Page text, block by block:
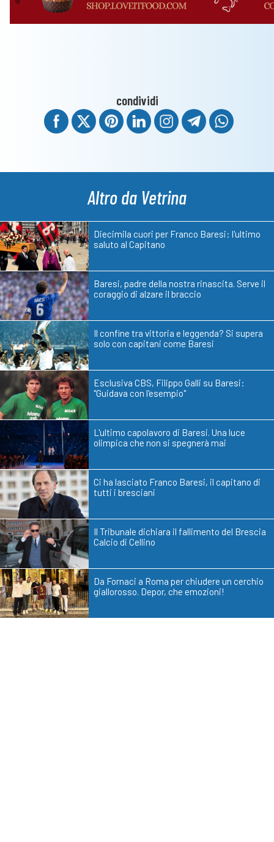
condividi
Altro da Vetrina
Diecimila cuori per Franco Baresi: l'ultimo
saluto al Capitano
Baresi, padre della nostra rinascita. Serve il
coraggio di alzare il braccio
Il confine tra vittoria e leggenda? Si supera
solo con capitani come Baresi
Esclusiva CBS, Filippo Galli su Baresi:
"Guidava con l'esempio"
L'ultimo capolavoro di Baresi. Una luce
olimpica che non si spegnerà mai
Ci ha lasciato Franco Baresi, il capitano di
tutti i bresciani
Il Tribunale dichiara il fallimento del Brescia
Calcio di Cellino
Da Fornaci a Roma per chiudere un cerchio
giallorosso. Depor, che emozioni!